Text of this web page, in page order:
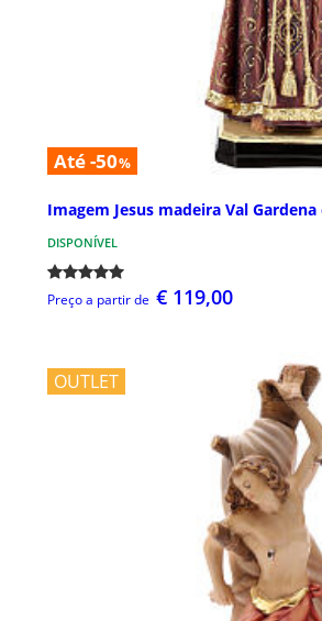
Até -50%
Imagem Jesus madeira Val Gardena
DISPONÍVEL
Preço a partir de € 119,00
OUTLET